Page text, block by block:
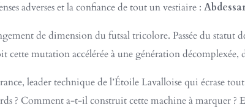
adverses et la confiance de tout un vestiaire :
de dimension du futsal tricolore. Passée du statut
cette mutation accélérée à une génération
leader technique de l’Étoile Lavalloise qui écrase
? Comment a-t-il construit cette machine à marquer ?